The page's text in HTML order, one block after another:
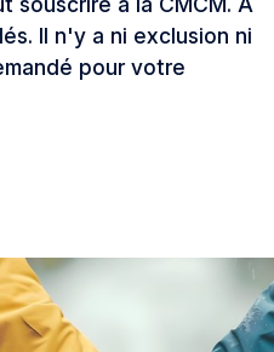
Il n'y a ni exclusion ni
pour votre